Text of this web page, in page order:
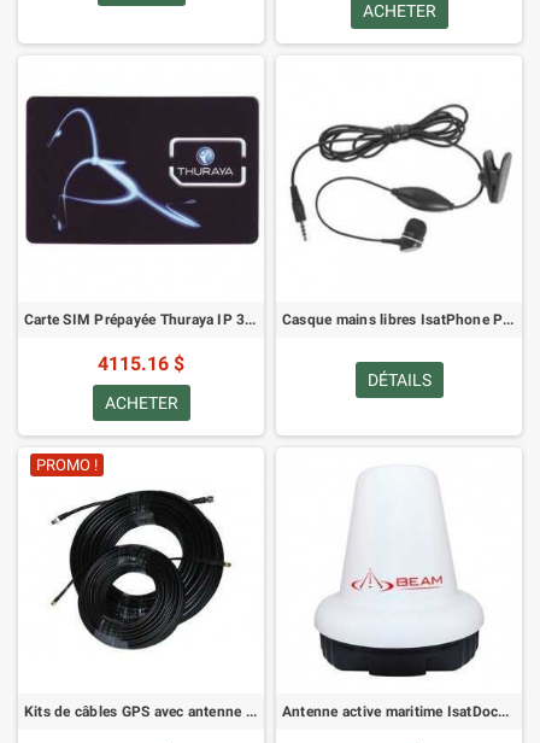
ACHETER
Carte SIM Prépayée Thuraya IP 30GB (Chargée avec 30GB)
4115.16 $
ACHETER
Casque mains libres IsatPhone Pro
DÉTAILS
PROMO !
Kits de câbles GPS avec antenne active IsatDock/Oceana 100m pour Inmarsat Antenne active maritime IsatDock/Oceana